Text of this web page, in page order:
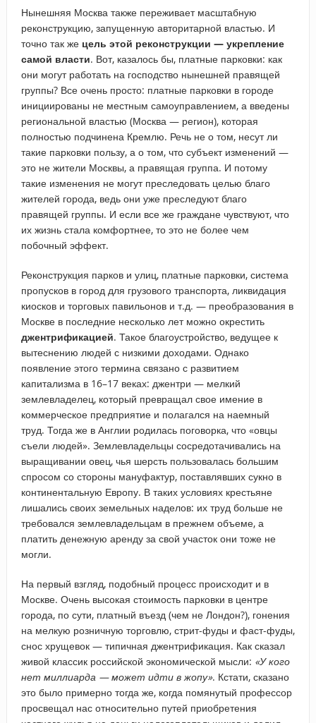
Нынешняя Москва также переживает масштабную
реконструкцию, запущенную авторитарной властью. И
точно так же цель этой реконструкции — укрепление
самой власти. Вот, казалось бы, платные парковки: как
они могут работать на господство нынешней правящей
группы? Все очень просто: платные парковки в городе
инициированы не местным самоуправлением, а введены
региональной властью (Москва — регион), которая
полностью подчинена Кремлю. Речь не о том, несут ли
такие парковки пользу, а о том, что субъект изменений —
это не жители Москвы, а правящая группа. И потому
такие изменения не могут преследовать целью благо
жителей города, ведь они уже преследуют благо
правящей группы. И если все же граждане чувствуют, что
их жизнь стала комфортнее, то это не более чем
побочный эффект.
Реконструкция парков и улиц, платные парковки, система
пропусков в город для грузового транспорта, ликвидация
киосков и торговых павильонов и т.д. — преобразования в
Москве в последние несколько лет можно окрестить
джентрификацией. Такое благоустройство, ведущее к
вытеснению людей с низкими доходами. Однако
появление этого термина связано с развитием
капитализма в 16–17 веках: джентри — мелкий
землевладелец, который превращал свое имение в
коммерческое предприятие и полагался на наемный
труд. Тогда же в Англии родилась поговорка, что «овцы
съели людей». Землевладельцы сосредотачивались на
выращивании овец, чья шерсть пользовалась большим
спросом со стороны мануфактур, поставлявших сукно в
континентальную Европу. В таких условиях крестьяне
лишались своих земельных наделов: их труд больше не
требовался землевладельцам в прежнем объеме, а
платить денежную аренду за свой участок они тоже не
могли.
На первый взгляд, подобный процесс происходит и в
Москве. Очень высокая стоимость парковки в центре
города, по сути, платный въезд (чем не Лондон?), гонения
на мелкую розничную торговлю, стрит-фуды и фаст-фуды,
снос хрущевок — типичная джентрификация. Как сказал
живой классик российской экономической мысли: «У кого
нет миллиарда — может идти в жопу». Кстати, сказано
это было примерно тогда же, когда помянутый профессор
просвещал нас относительно путей приобретения